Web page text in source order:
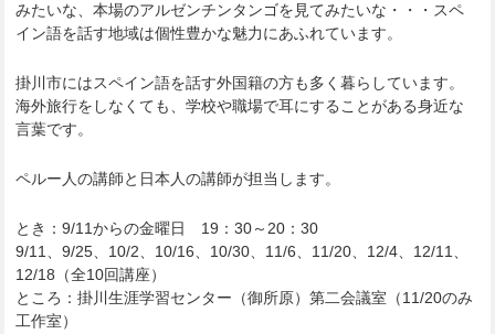
みたいな、本場のアルゼンチンタンゴを見てみたいな・・・スペ
イン語を話す地域は個性豊かな魅力にあふれています。
掛川市にはスペイン語を話す外国籍の方も多く暮らしています。
海外旅行をしなくても、学校や職場で耳にすることがある身近な
言葉です。
ペルー人の講師と日本人の講師が担当します。
とき：9/11からの金曜日 19：30～20：30
9/11、9/25、10/2、10/16、10/30、11/6、11/20、12/4、12/11、
12/18（全10回講座）
ところ：掛川生涯学習センター（御所原）第二会議室（11/20のみ
工作室）